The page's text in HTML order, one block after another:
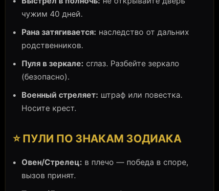
чужим 40 дней.
Рана затягивается: наследство от дальних
родственников.
Пуля в зеркале: сглаз. Разбейте зеркало
(безопасно).
Военный стреляет: штраф или повестка.
Носите крест.
⭐ ПУЛИ ПО ЗНАКАМ ЗОДИАКА
Овен/Стрелец: в плечо — победа в споре,
вызов принят.